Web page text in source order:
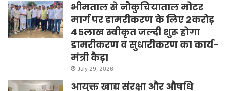
भीमताल से नौकुचियाताल मोटर
मार्ग पर डामरीकरण के लिए 2करोड़
45लाख स्वीकृत जल्दी शुरू होगा
डामरीकरण व सुधारीकरण का कार्य-
मंत्री कैड़ा
July 29, 2026
आयुक्त खाद्य संरक्षा और औषधि